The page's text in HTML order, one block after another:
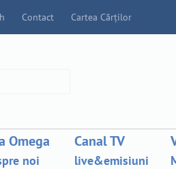
Contact Cartea Cărților
Omega
noi
Canal TV
live&emisiuni